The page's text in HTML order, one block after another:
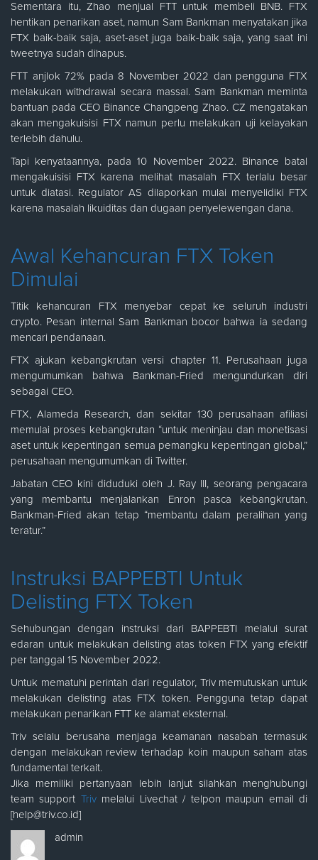
Sementara itu, Zhao menjual FTT untuk membeli BNB. FTX
hentikan penarikan aset, namun Sam Bankman menyatakan jika
FTX baik-baik saja, aset-aset juga baik-baik saja, yang saat ini
tweetnya sudah dihapus.
FTT anjlok 72% pada 8 November 2022 dan pengguna FTX
melakukan withdrawal secara massal. Sam Bankman meminta
bantuan pada CEO Binance Changpeng Zhao. CZ mengatakan
akan mengakuisisi FTX namun perlu melakukan uji kelayakan
terlebih dahulu.
Tapi kenyataannya, pada 10 November 2022. Binance batal
mengakuisisi FTX karena melihat masalah FTX terlalu besar
untuk diatasi. Regulator AS dilaporkan mulai menyelidiki FTX
karena masalah likuiditas dan dugaan penyelewengan dana.
Awal Kehancuran FTX Token
Dimulai
Titik kehancuran FTX menyebar cepat ke seluruh industri
crypto. Pesan internal Sam Bankman bocor bahwa ia sedang
mencari pendanaan.
FTX ajukan kebangkrutan versi chapter 11. Perusahaan juga
mengumumkan bahwa Bankman-Fried mengundurkan diri
sebagai CEO.
FTX, Alameda Research, dan sekitar 130 perusahaan afiliasi
memulai proses kebangkrutan “untuk meninjau dan monetisasi
aset untuk kepentingan semua pemangku kepentingan global,”
perusahaan mengumumkan di Twitter.
Jabatan CEO kini diduduki oleh J. Ray III, seorang pengacara
yang membantu menjalankan Enron pasca kebangkrutan.
Bankman-Fried akan tetap “membantu dalam peralihan yang
teratur.”
Instruksi BAPPEBTI Untuk
Delisting FTX Token
Sehubungan dengan instruksi dari BAPPEBTI melalui surat
edaran untuk melakukan delisting atas token FTX yang efektif
per tanggal 15 November 2022.
Untuk mematuhi perintah dari regulator, Triv memutuskan untuk
melakukan delisting atas FTX token. Pengguna tetap dapat
melakukan penarikan FTT ke alamat eksternal.
Triv selalu berusaha menjaga keamanan nasabah termasuk
dengan melakukan review terhadap koin maupun saham atas
fundamental terkait.
Jika memiliki pertanyaan lebih lanjut silahkan menghubungi
team support Triv melalui Livechat / telpon maupun email di
[help@triv.co.id]
admin